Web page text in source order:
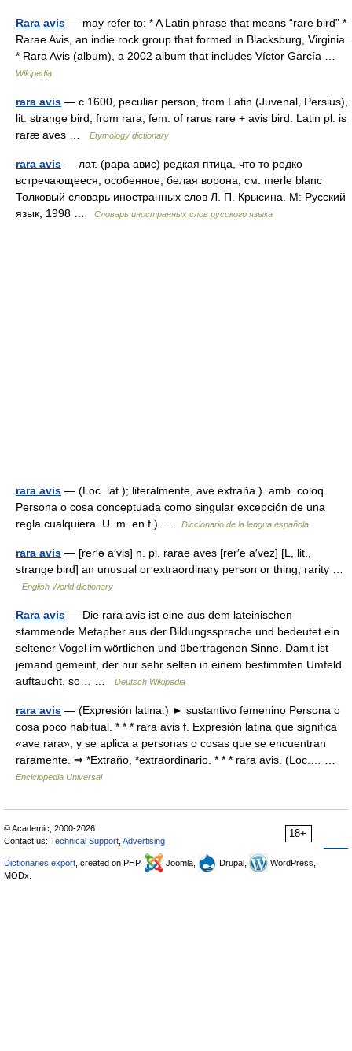
Rara avis — may refer to: * A Latin phrase that means “rare bird” *
Rarae Avis, an indie rock group that formed in Blacksburg, Virginia.
* Rara Avis (album), a 2002 album that includes Víctor García …
Wikipedia
rara avis — c.1600, peculiar person, from Latin (Juvenal, Persius),
lit. strange bird, from rara, fem. of rarus rare + avis bird. Latin pl. is
raræ aves …
Etymology dictionary
rara avis — лат. (рара авис) редкая птица, что то редко
встречающееся, особенное; белая ворона; см. merle blanc
Толковый словарь иностранных слов Л. П. Крысина. М: Русский
язык, 1998 …
Словарь иностранных слов русского языка
rara avis — (Loc. lat.); literalmente, ave extraña ). amb. coloq.
Persona o cosa conceptuada como singular excepción de una
regla cualquiera. U. m. en f.) …
Diccionario de la lengua española
rara avis — [rer′ə ā′vis] n. pl. rarae aves [rer′ē ā′vēz] [L, lit.,
strange bird] an unusual or extraordinary person or thing; rarity …
English World dictionary
Rara avis — Die rara avis ist eine aus dem lateinischen
stammende Metapher aus der Bildungssprache und bedeutet ein
seltener Vogel im wörtlichen und übertragenen Sinne. Damit ist
jemand gemeint, der nur sehr selten in einem bestimmten Umfeld
auftaucht, so… …
Deutsch Wikipedia
rara avis — (Expresión latina.) ► sustantivo femenino Persona o
cosa poco habitual. * * * rara avis f. Expresión latina que significa
«ave rara», y se aplica a personas o cosas que se encuentran
raramente. ⇒ *Extraño, *extraordinario. * * * rara avis. (Loc.… …
Enciclopedia Universal
18+
© Academic, 2000-2026
Contact us: Technical Support Advertising
Dictionaries export , created on PHP, Joomla, Drupal,
WordPress,
MODx.